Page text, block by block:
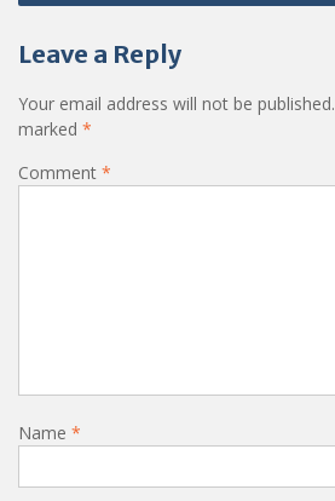
Leave a Reply
Your email address will not be published.
marked *
Comment *
Name *